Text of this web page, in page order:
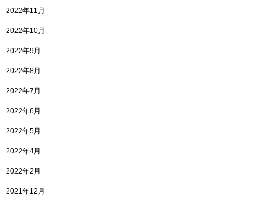
2022年11月
2022年10月
2022年9月
2022年8月
2022年7月
2022年6月
2022年5月
2022年4月
2022年2月
2021年12月